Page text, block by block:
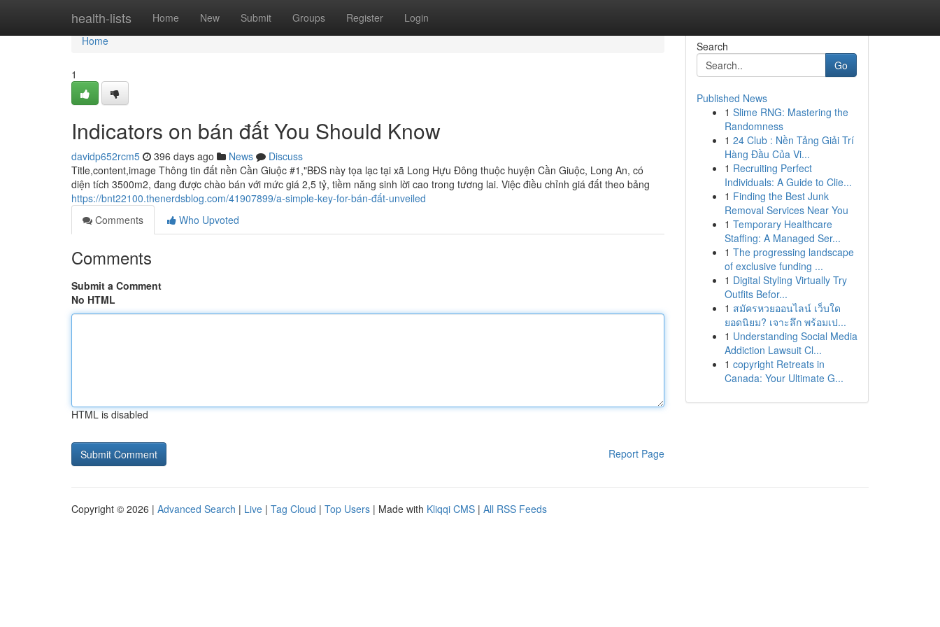
health-lists Home New Submit Groups Register Login
Home
Home
1
Indicators on bán đất You Should Know
davidp652rcm5 396 days ago News
Discuss
Title,content,image Thông tin đất nền Cần Giuộc #1,"BĐS này tọa lạc tại xã Long Hựu Đông thuộc huyện Cần Giuộc, Long An, có
diện tích 3500m2, đang được chào bán với mức giá 2,5 tỷ, tiềm năng sinh lời cao trong tương lai. Việc điều chỉnh giá đất theo bảng
https://bnt22100.thenerdsblog.com/41907899/a-simple-key-for-bán-đất-unveiled
Comments
Who Upvoted
Comments
Submit a Comment
No HTML
HTML is disabled
Report Page
Search
Go
Published News
1 Slime RNG: Mastering the
Randomness
1 24 Club : Nền Tảng Giải Trí
Hàng Đầu Của Vi...
1 Recruiting Perfect
Individuals: A Guide to Clie...
1 Finding the Best Junk
Removal Services Near You
1 Temporary Healthcare
Staffing: A Managed Ser...
1 The progressing landscape
of exclusive funding ...
1 Digital Styling Virtually Try
Outfits Befor...
1 สมัครหวยออนไลน์ เว็บใด
ยอดนิยม? เจาะลึก พร้อมเป...
1 Understanding Social Media
Addiction Lawsuit Cl...
1 copyright Retreats in
Canada: Your Ultimate G...
Copyright © 2026 | Advanced Search | Live | Tag Cloud | Top Users | Made with Kliqqi CMS | All RSS Feeds